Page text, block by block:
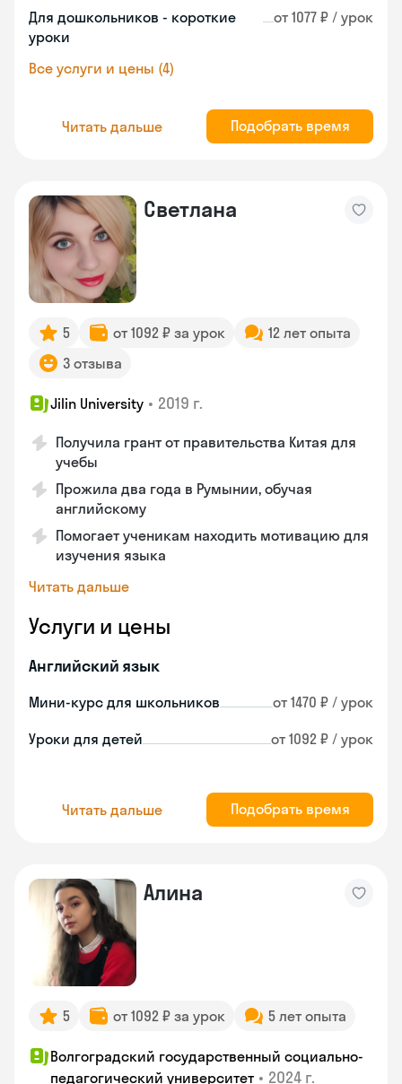
Для дошкольников - короткие
уроки
от 1077 ₽ / урок
Все услуги и цены (4)
Читать дальше Подобрать время
Светлана
5 от 1092 ₽ за урок
12 лет опыта
3 отзыва
Jilin University • 2019 г.
Получила грант от правительства Китая для
учебы
Прожила два года в Румынии, обучая
английскому
Помогает ученикам находить мотивацию для
изучения языка
Читать дальше
Услуги и цены
Английский язык
Мини-курс для школьников от 1470 ₽ / урок
Уроки для детей от 1092 ₽ / урок
Читать дальше Подобрать время
Алина
5 от 1092 ₽ за урок 5 лет опыта
Волгоградский государственный социально-
педагогический университет • 2024 г.